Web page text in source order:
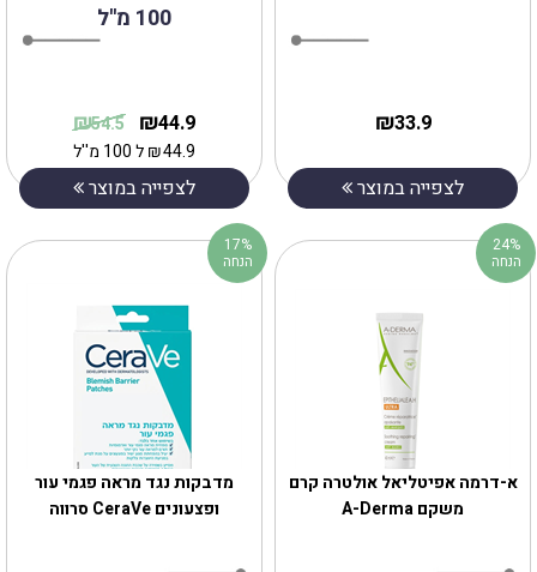
100 מ''ל
44.9
₪
54.5
₪
44.9
₪ל 100 מ''ל
לצפייה במוצר
33.9
₪
לצפייה במוצר
מדבקות נגד מראה פגמי עור
ופצעונים CeraVe סרווה
17%
הנחה
א-דרמה אפיטליאל אולטרה קרם
משקם A-Derma
24%
הנחה